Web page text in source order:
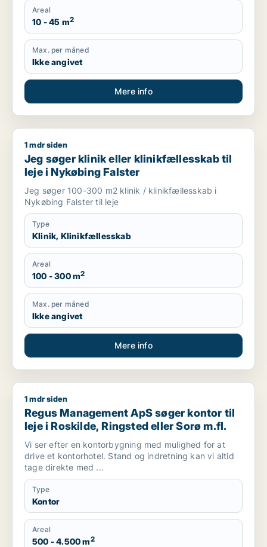
Areal
10 - 45 m2
Max. per måned
Ikke angivet
Mere info
Jeg søger klinik eller klinikfællesskab til leje i Nykøbing
1 mdr siden
Jeg søger klinik eller klinikfællesskab til
leje i Nykøbing Falster
Jeg søger 100-300 m2 klinik / klinikfællesskab i
Nykøbing Falster til leje
Type
Klinik, Klinikfællesskab
Areal
100 - 300 m2
Max. per måned
Ikke angivet
Mere info
Regus Management ApS søger kontor til leje i Roskilde,
1 mdr siden
Regus Management ApS søger kontor til
leje i Roskilde, Ringsted eller Sorø m.fl.
Vi ser efter en kontorbygning med mulighed for at
drive et kontorhotel. Stand og indretning kan vi altid
tage direkte med ...
Type
Kontor
Areal
500 - 4.500 m2